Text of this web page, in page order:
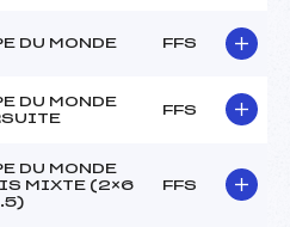
DU MONDE FFS
DU MONDE
FFS
DU MONDE
MIXTE (2×6
FFS